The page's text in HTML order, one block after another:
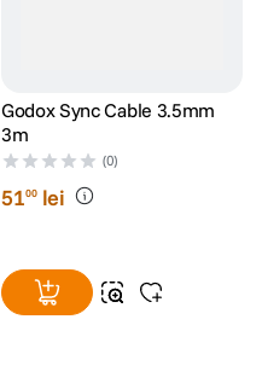
Godox Sync Cable 3.5mm
3m
(0)
5100 lei